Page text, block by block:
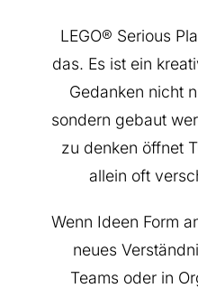
LEGO® Serious
das. Es ist ein
Gedanken nicht
sondern gebaut
zu denken öffnet
allein oft
Wenn Ideen Form
neues
Teams oder in